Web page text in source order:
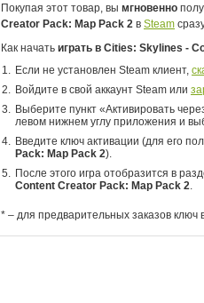
Покупая этот товар, вы мгновенно
Creator Pack: Map Pack 2 в Steam
Как начать играть в Cities: Skylines -
Если не установлен Steam клиент,
Войдите в свой аккаунт Steam или
Выберите пункт «Активировать
левом нижнем углу приложения и
Введите ключ активации (для его
Pack: Map Pack 2).
После этого игра отобразится в
Content Creator Pack: Map Pack 2.
* – для предварительных заказов